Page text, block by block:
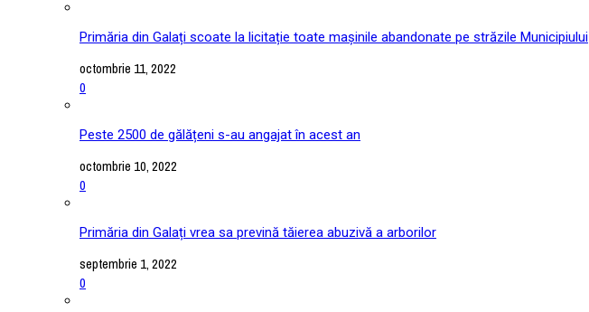
Primăria din Galați scoate la licitație toate mașinile abandonate pe străzile Municipiului
octombrie 11, 2022
0
Peste 2500 de gălățeni s-au angajat în acest an
octombrie 10, 2022
0
Primăria din Galați vrea sa prevină tăierea abuzivă a arborilor
septembrie 1, 2022
0